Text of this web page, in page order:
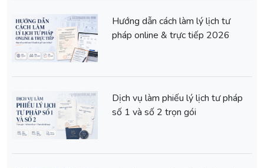
Hướng dẫn cách làm lý lịch tư
pháp online & trực tiếp 2026
Dịch vụ làm phiếu lý lịch tư pháp
số 1 và số 2 trọn gói